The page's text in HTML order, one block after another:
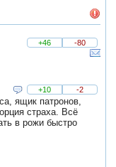
+46
-80
+10 -2
ящик патронов,
страха. Всё
в рожи быстро